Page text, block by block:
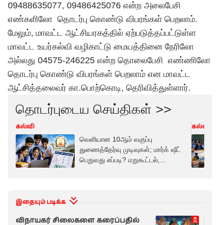
09488635077, 09486425076 என்ற அலைபேசி
எண்களிலோ தொடர்பு கொண்டு விபரங்கள் பெறலாம்.
மேலும், மாவட்ட ஆட்சியரகத்தில் ஏற்படுத்தப்பட்டுள்ள
மாவட்ட உயர்கல்வி வழிகாட்டு மையத்தினை நேரிலோ
அல்லது 04575-246225 என்ற தொலைபேசி எண்ணிலோ
தொடர்பு கொண்டு விபரங்கள் பெறலாம் என மாவட்ட
ஆட்சித்தலைவர் கா.பொற்கொடி, தெரிவித்துள்ளார்.
தொடர்புடைய செய்திகள் >>
கல்வி
வெளியான 10ஆம் வகுப்பு
துணைத்தேர்வு முடிவுகள்; மார்க் ஷீட்
பெறுவது எப்படி? மறுகூட்டல்,
கல்வி
இதையும் படிக்க
விநாயகர் சிலைகளை கரைப்பதில்